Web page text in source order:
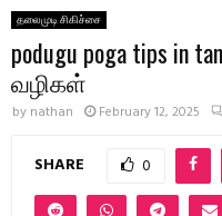
தலைமுடி சிகிச்சை
podugu poga tips in
வழிகள்
by nathan February 12, 2025
SHARE 0